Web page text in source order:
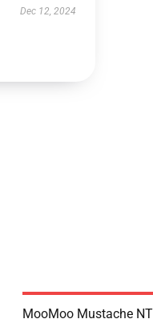
Dec 12, 2024
MooMoo Mustache